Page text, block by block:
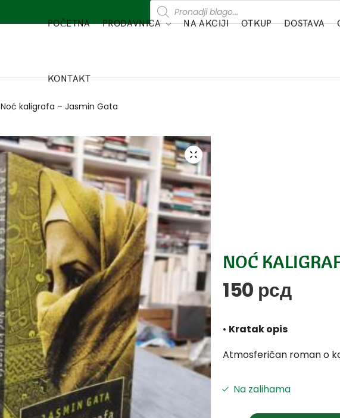
POČETNA PRODAVNICA NA AKCIJI OTKUP DOSTAVA
KONTAKT
Noć kaligrafa – Jasmin Gata
NOĆ
150 рсд
• Kratak opis
Atmosferičan roman o
Na zalihama